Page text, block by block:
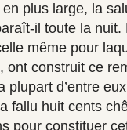
plus large, la
il toute la
même pour
ont construit ce
d’entre
fallu huit cents
pour constituer